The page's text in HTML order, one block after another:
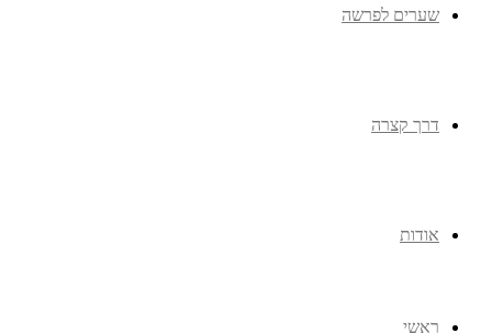
שערים לפרשה
דרך קצרה
אודות
ראשי